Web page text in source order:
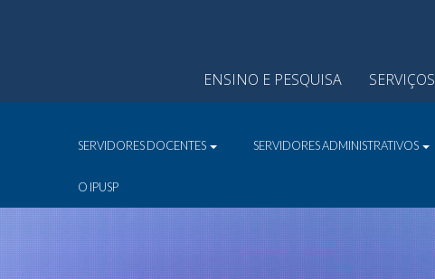
ENSINO E PESQUISA SERVIÇOS
SERVIDORES DOCENTES SERVIDORES ADMINISTRATIVOS
O IPUSP